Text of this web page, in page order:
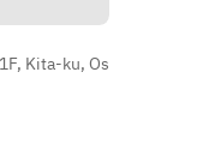
Kita-ku, Os